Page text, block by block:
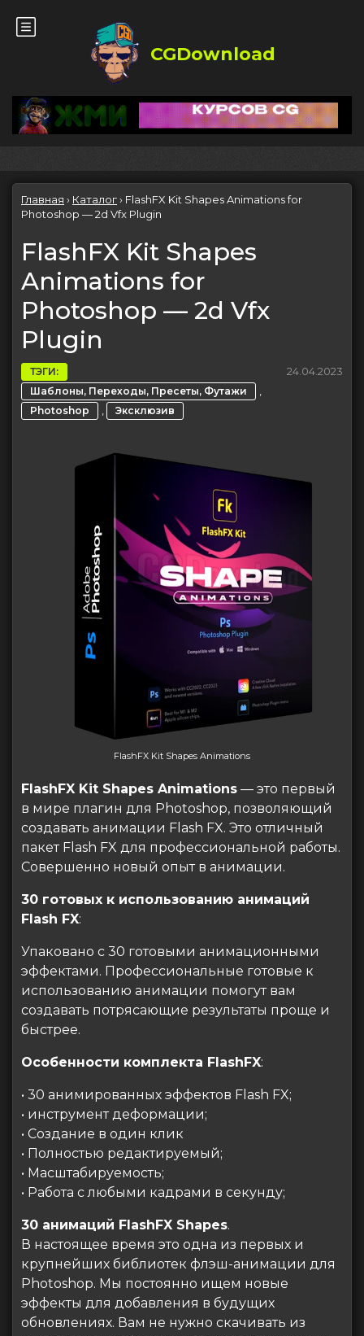
CGDownload
Главная › Каталог› FlashFX Kit Shapes Animations for
Photoshop — 2d Vfx Plugin
FlashFX Kit Shapes
Animations for
Photoshop — 2d Vfx
Plugin
ТЭГИ:
Шаблоны, Переходы, Пресеты, Футажи
,
Photoshop , Эксклюзив
24.04.2023
FlashFX Kit Shapes Animations
FlashFX Kit Shapes Animations — это первый
в мире плагин для Photoshop, позволяющий
создавать анимации Flash FX. Это отличный
пакет Flash FX для профессиональной работы.
Совершенно новый опыт в анимации.
30 готовых к использованию анимаций
Flash FX:
Упаковано с 30 готовыми анимационными
эффектами. Профессиональные готовые к
использованию анимации помогут вам
создавать потрясающие результаты проще и
быстрее.
Особенности комплекта FlashFX:
• 30 анимированных эффектов Flash FX;
• инструмент деформации;
• Создание в один клик
• Полностью редактируемый;
• Масштабируемость;
• Работа с любыми кадрами в секунду;
30 анимаций FlashFX Shapes.
В настоящее время это одна из первых и
крупнейших библиотек флэш-анимации для
Photoshop. Мы постоянно ищем новые
эффекты для добавления в будущих
обновлениях. Вам не нужно скачивать из